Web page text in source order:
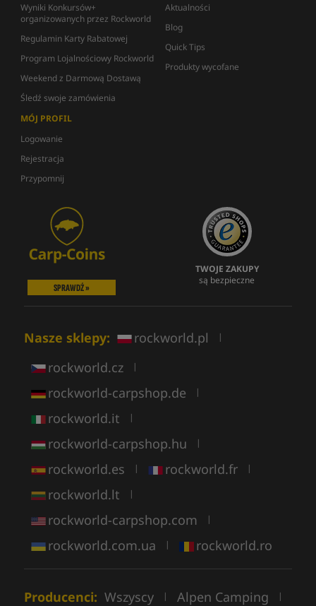
Wyniki Konkursów+
organizowanych przez Rockworld
Regulamin Karty Rabatowej
Program Lojalnościowy Rockworld
Weekend z Darmową Dostawą
Śledź swoje zamówienia
Aktualności
Blog
Quick Tips
Produkty wycofane
MÓJ PROFIL
Logowanie
Rejestracja
Przypomnij
SPRAWDŹ »
TWOJE ZAKUPY
są bezpieczne
Nasze sklepy: rockworld.pl |
rockworld.cz |
rockworld-carpshop.de |
rockworld.it |
rockworld-carpshop.hu |
rockworld.es | rockworld.fr |
rockworld.lt |
rockworld-carpshop.com |
rockworld.com.ua | rockworld.ro
Producenci: Wszyscy | Alpen Camping |